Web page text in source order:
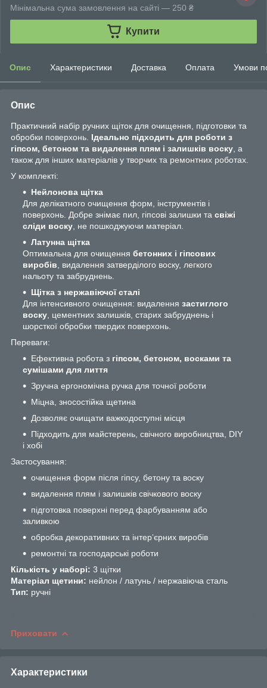
Мінімальна сума замовлення на сайті — 250 ₴
Купити
Опис Характеристики Доставка Оплата Умови
Опис
Практичний набір ручних щіток для очищення, підготовки та
обробки поверхонь. Ідеально підходить для роботи з
гіпсом, бетоном та видалення плям і залишків воску , а
також для інших матеріалів у творчих та ремонтних роботах.
У комплекті:
Нейлонова щітка
Для делікатного очищення форм, інструментів і
поверхонь. Добре знімає пил, гіпсові залишки та свіжі
сліди воску , не пошкоджуючи матеріал.
Латунна щітка
Оптимальна для очищення бетонних і гіпсових
виробів , видалення затверділого воску, легкого
нальоту та забруднень.
Щітка з нержавіючої сталі
Для інтенсивного очищення: видалення застиглого
воску , цементних залишків, старих забруднень і
шорсткої обробки твердих поверхонь.
Переваги:
Ефективна робота з гіпсом, бетоном, восками та
сумішами для лиття
Зручна ергономічна ручка для точної роботи
Міцна, зносостійка щетина
Дозволяє очищати важкодоступні місця
Підходить для майстерень, свічного виробництва, DIY
і хобі
Застосування:
очищення форм після гіпсу, бетону та воску
видалення плям і залишків свічкового воску
підготовка поверхні перед фарбуванням або
заливкою
обробка декоративних та інтерʼєрних виробів
ремонтні та господарські роботи
Кількість у наборі: 3 щітки
Матеріал щетини: нейлон / латунь / нержавіюча сталь
Тип: ручні
Приховати
Характеристики